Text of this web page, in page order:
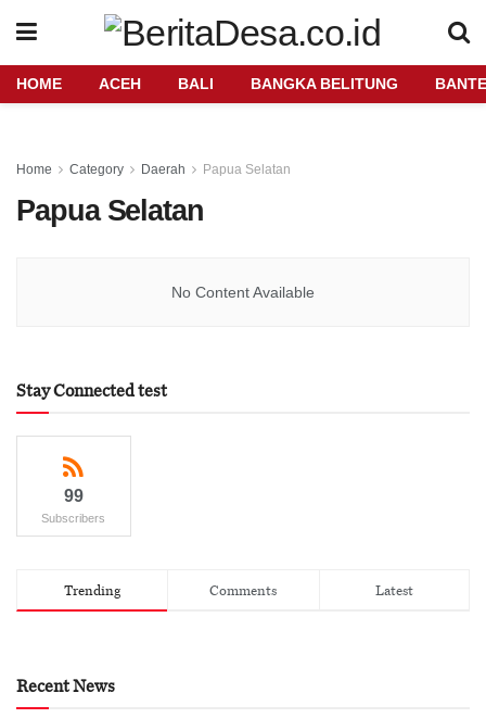
HOME ACEH BALI BANGKA BELITUNG
Home Category Daerah Papua Selatan
Papua Selatan
No Content Available
Stay Connected test
99
Subscribers
Trending Comments Latest
Recent News